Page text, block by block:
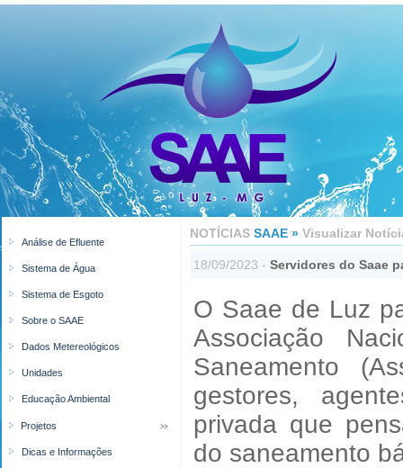
Análise de Efluente
Sistema de Água
Sistema de Esgoto
Sobre o SAAE
Dados Metereológicos
Unidades
Educação Ambiental
Projetos
Dicas e Informações
NOTÍCIAS SAAE » Visualizar
18/09/2023 - Servidores do Saae
O Saae de Luz
Associação
Saneamento
gestores,
privada que
do saneamento